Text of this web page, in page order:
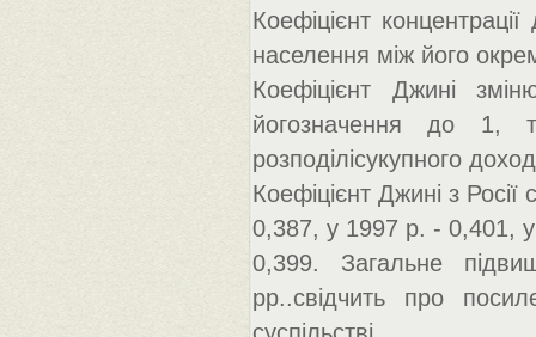
Коефіцієнт
населення між його
Коефіцієнт Джині
йогозначення до 1,
розподілісукупного
Коефіцієнт Джині з
0,387, у 1997 р. - 0,401,
0,399. Загальне
рр..свідчить про